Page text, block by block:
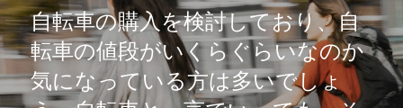
製品関連資料
よくあるご質問
製品登録
ユーザークラブ
検索
自転車の購入を検討しており、自
転車の値段がいくらぐらいなのか
気になっている方は多いでしょ